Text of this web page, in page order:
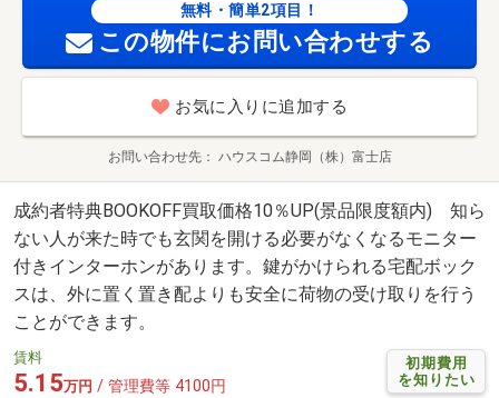
無料・簡単2項目！
この物件にお問い合わせする
お気に入りに追加する
お問い合わせ先 ハウスコム静岡（株）富士店
成約者特典BOOKOFF買取価格10％UP(景品限度額内) 知ら
ない人が来た時でも玄関を開ける必要がなくなるモニター
付きインターホンがあります。鍵がかけられる宅配ボック
スは、外に置く置き配よりも安全に荷物の受け取りを行う
ことができます。
初期費用
を知りたい
賃料
5.15万円 / 管理費等 4100円